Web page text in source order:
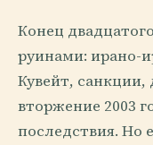
Конец
руинами: ирано-
Кувейт, санкции,
вторжение 2003
последствия. Но